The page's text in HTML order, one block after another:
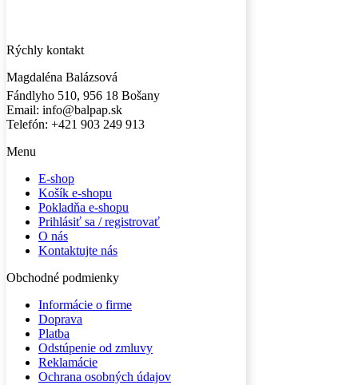
Rýchly kontakt
Magdaléna Balázsová
Fándlyho 510, 956 18 Bošany
Email: info@balpap.sk
Telefón: +421 903 249 913
Menu
E-shop
Košík e-shopu
Pokladňa e-shopu
Prihlásiť sa / registrovať
O nás
Kontaktujte nás
Obchodné podmienky
Informácie o firme
Doprava
Platba
Odstúpenie od zmluvy
Reklamácie
Ochrana osobných údajov